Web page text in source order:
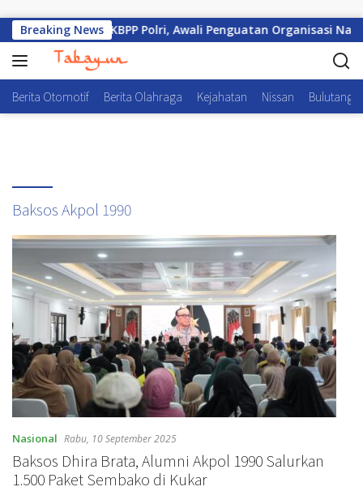
Breaking News
Pengurus KBPP Polri, Awali Penguatan Organisasi
Berita Otomotif Berita Olahraga Kejahatan Nissan
Baksos Akpol 1990
Nasional Rabu, 10 September 2025
Baksos Dhira Brata, Alumni Akpol 1990 Salurkan
1.500 Paket Sembako di Kukar